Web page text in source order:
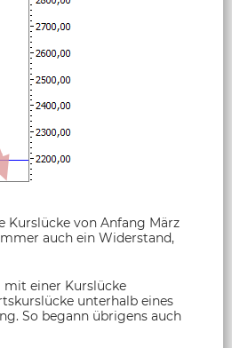
Kurslücke von Anfang März
auch ein Widerstand,
mit einer Kurslücke
unterhalb eines
So begann übrigens auch